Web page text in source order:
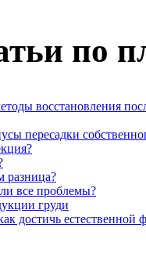
по
восстановления
пересадки
разница?
все проблемы?
груди
достичь